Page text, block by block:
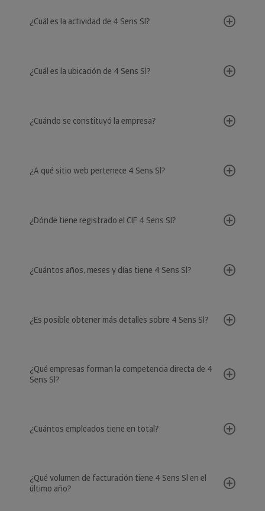
¿Cuál es la actividad de 4 Sens Sl?
¿Cuál es la ubicación de 4 Sens Sl?
¿Cuándo se constituyó la empresa?
¿A qué sitio web pertenece 4 Sens Sl?
¿Dónde tiene registrado el CIF 4 Sens Sl?
¿Cuántos años, meses y días tiene 4 Sens Sl?
¿Es posible obtener más detalles sobre 4 Sens Sl?
¿Qué empresas forman la competencia directa de 4
Sens Sl?
¿Cuántos empleados tiene en total?
¿Qué volumen de facturación tiene 4 Sens Sl en el
último año?